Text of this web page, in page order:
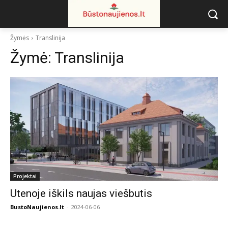
Žymės Translinija
Žymė: Translinija
Projektai
Utenoje iškils naujas viešbutis
BustoNaujienos.lt - 2024-06-06